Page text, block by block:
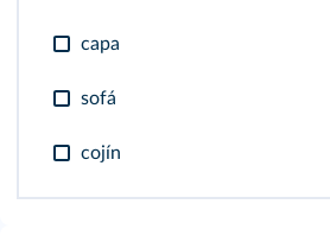
capa
sofá
cojín